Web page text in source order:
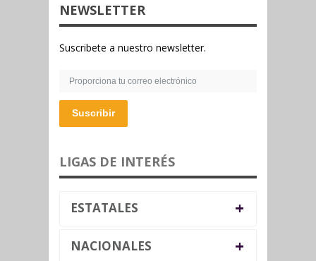
NEWSLETTER
Suscribete a nuestro newsletter.
Suscribir
LIGAS DE INTERÉS
ESTATALES +
NACIONALES +